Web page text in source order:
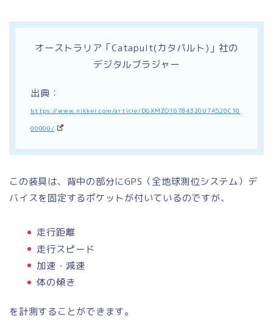
オーストラリア「Catapult(カタパルト)」社の
デジタルブラジャー
出典：
https://www.nikkei.com/article/DGXMZO16784320U7A520C10
00000/
この装具は、背中の部分にGPS（全地球測位システム）デ
バイスを固定するポケットが付いているのですが、
走行距離
走行スピード
加速・減速
体の傾き
を計測することができます。